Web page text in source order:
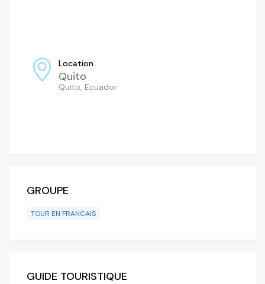
Location
Quito
Quito, Ecuador
GROUPE
TOUR EN FRANCAIS
GUIDE TOURISTIQUE